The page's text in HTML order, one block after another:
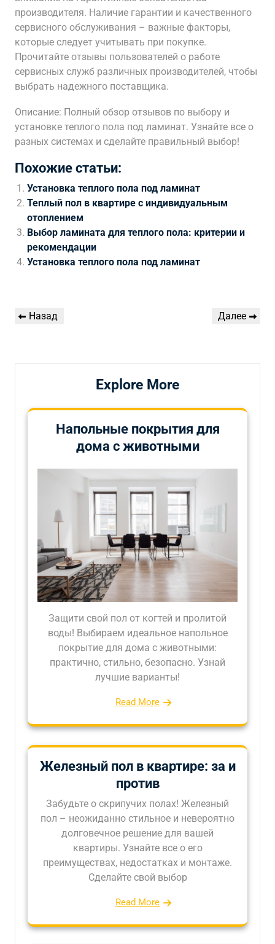
производителя. Наличие гарантии и качественного
сервисного обслуживания – важные факторы,
которые следует учитывать при покупке.
Прочитайте отзывы пользователей о работе
сервисных служб различных производителей, чтобы
выбрать надежного поставщика.
Описание: Полный обзор отзывов по выбору и
установке теплого пола под ламинат. Узнайте все о
разных системах и сделайте правильный выбор!
Похожие статьи:
Установка теплого пола под ламинат
Теплый пол в квартире с индивидуальным
отоплением
Выбор ламината для теплого пола: критерии и
рекомендации
Установка теплого пола под ламинат
Навигация
Предыдущая
Назад
Следующая
Далее
Explore More
Напольные покрытия для
дома с животными
Защити свой пол от когтей и пролитой
воды! Выбираем идеальное напольное
покрытие для дома с животными:
практично, стильно, безопасно. Узнай
лучшие варианты!
Read More
Железный пол в квартире: за и
против
Забудьте о скрипучих полах! Железный
пол – неожиданно стильное и невероятно
долговечное решение для вашей
квартиры. Узнайте все о его
преимуществах, недостатках и монтаже.
Сделайте свой выбор
Read More